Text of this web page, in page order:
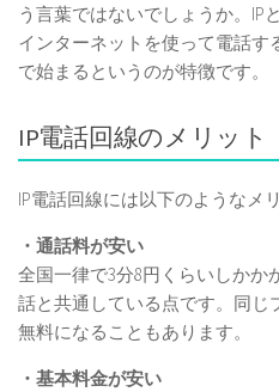
う言葉ではないでしょうか。IP
インターネットを使って電話す
で始まるというのが特徴です。
IP電話回線のメリット
IP電話回線には以下のようなメ
・通話料が安い
全国一律で3分8円くらいしかか
話と共通している点です。同じ
無料になることもあります。
・基本料金が安い